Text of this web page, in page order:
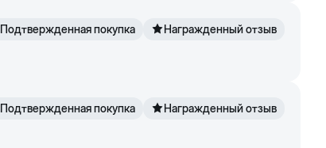
Подтвержденная покупка Награжденный отзыв
Подтвержденная покупка Награжденный отзыв